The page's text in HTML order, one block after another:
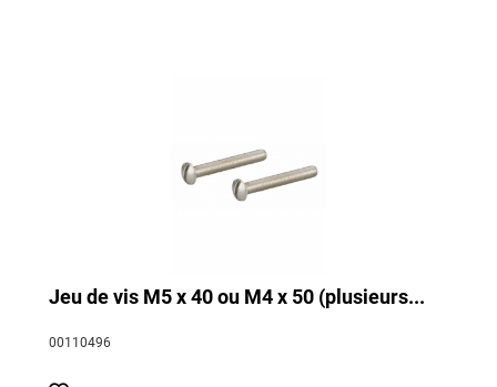
Jeu de vis M5 x 40 ou M4 x 50 (plusieurs...
00110496